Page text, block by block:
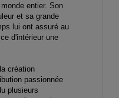
entier. Son
et sa grande
lui ont assuré au
d'intérieur une
création
passionnée
plusieurs